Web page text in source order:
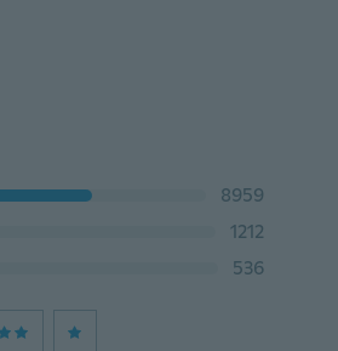
8959
1212
536